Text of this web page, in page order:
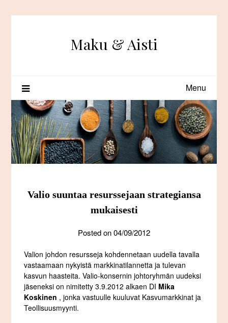
Maku & Aisti
Menu
Valio suuntaa resurssejaan strategiansa
mukaisesti
Posted on04/09/2012
Valion johdon resursseja kohdennetaan uudella tavalla
vastaamaan nykyistä markkinatilannetta ja tulevan
kasvun haasteita. Valio-konsernin johtoryhmän uudeksi
jäseneksi on nimitetty 3.9.2012 alkaen DI Mika
Koskinen , jonka vastuulle kuuluvat Kasvumarkkinat ja
Teollisuusmyynti.